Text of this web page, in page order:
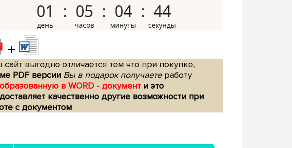
01 05 04 43
+
выгодно отличается тем что при покупке,
PDF версии Вы в подарок получаетеработу
в WORD - документ и это
качественно другие возможности при
с документом